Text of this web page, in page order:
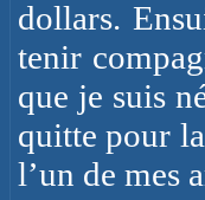
dollars.
tenir
que je suis
quitte pour
l’un de mes